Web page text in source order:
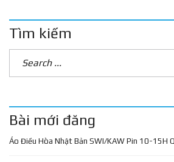
Tìm kiếm
Bài mới đăng
Áo Điều Hòa Nhật Bản SWI/KAW Pin 10-15H